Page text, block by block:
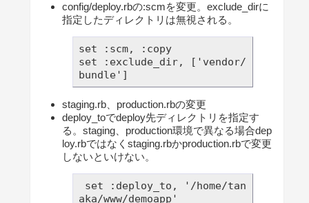
config/deploy.rbの:scmを変更。exclude_dirに
指定したディレクトリは無視される。
set :scm, :copy
set :exclude_dir, ['vendor/
bundle']
staging.rb、production.rbの変更
deploy_toでdeploy先ディレクトリを指定す
る。staging、production環境で異なる場合dep
loy.rbではなくstaging.rbかproduction.rbで変更
しないといけない。